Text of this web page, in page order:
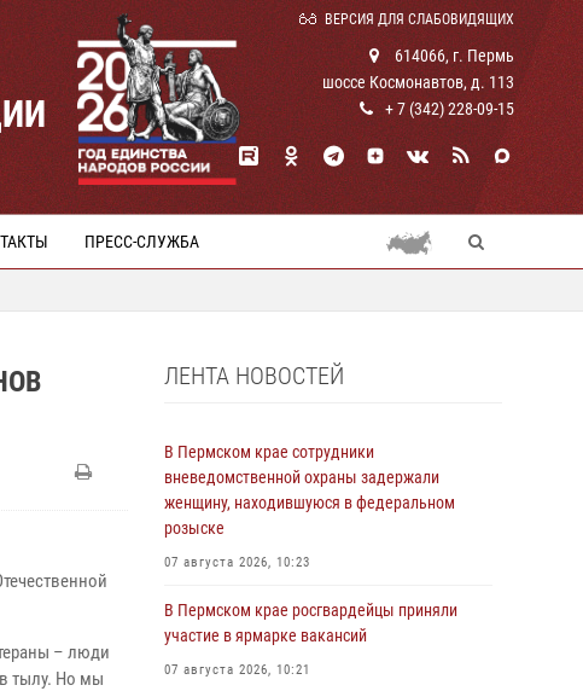
ВЕРСИЯ ДЛЯ СЛАБОВИДЯЩИХ
614066, г. Пермь
шоссе Космонавтов, д. 113
+ 7 (342) 228-09-15
ПРЕСС-СЛУЖБА
– люди
тылу. Но мы
ЛЕНТА НОВОСТЕЙ
В Пермском крае сотрудники
вневедомственной охраны задержали
женщину, находившуюся в федеральном
розыске
07 августа 2026, 10:23
В Пермском крае росгвардейцы приняли
участие в ярмарке вакансий
07 августа 2026, 10:21